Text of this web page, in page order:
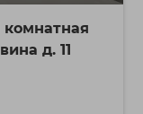
комнатная
д. 11